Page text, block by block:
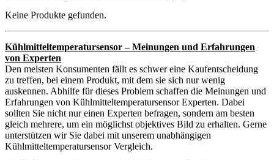
Keine Produkte gefunden.
Kühlmitteltemperatursensor – Meinungen und Erfahrungen
von Experten
Den meisten Konsumenten fällt es schwer eine Kaufentscheidung
zu treffen, bei einem Produkt, mit dem sie sich nur wenig
auskennen. Abhilfe für dieses Problem schaffen die Meinungen und
Erfahrungen von Kühlmitteltemperatursensor Experten. Dabei
sollten Sie nicht nur einen Experten befragen, sondern am besten
gleich mehrere, um ein möglichst objektives Bild zu erhalten. Gerne
unterstützen wir Sie dabei mit unserem unabhängigen
Kühlmitteltemperatursensor Vergleich.